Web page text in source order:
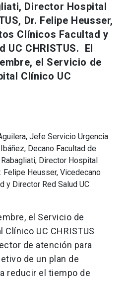
Director Hospital
Dr. Felipe Heusser,
Clínicos Facultad y
UC CHRISTUS. El
el Servicio de
Clínico UC
Jefe Servicio Urgencia
Decano Facultad de
Director Hospital
Felipe Heusser, Vicedecano
y Director Red Salud UC
el Servicio de
UC CHRISTUS
de atención para
de un plan de
reducir el tiempo de